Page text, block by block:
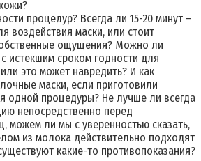
процедур? Всегда ли 15-20 минут –
воздействия маски, или стоит
ощущения? Можно ли
истекшим сроком годности для
это может навредить? И как
маски, если приготовили
одной процедуры? Не лучше ли всегда
непосредственно перед
можем ли мы с уверенностью сказать,
из молока действительно подходят
какие-то противопоказания?